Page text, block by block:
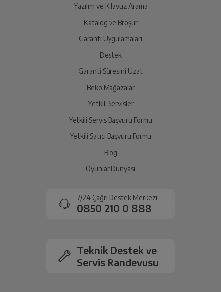
Ürünü eksiksiz ve hasarsız olarak faturası ile birlikte
İade Talebiniz Onaylansın
Yetkili servis gerekli kontrolleri sağladıktan sonra İade
süreciniz tamamlanacaktır.
Ücretiniz İade Edilsin
gerçekleşecektir.
Yazılım ve Kılavuz Arama
Katalog ve Broşür
Garanti Uygulamaları
Destek
Garanti Süresini Uzat
Beko Mağazalar
Yetkili Servisler
Yetkili Servis Başvuru Formu
Yetkili Satıcı Başvuru Formu
Blog
Oyunlar Dünyası
7/24 Çağrı Destek Merkezi
0850 210 0 888
Teknik Destek ve
Servis Randevusu